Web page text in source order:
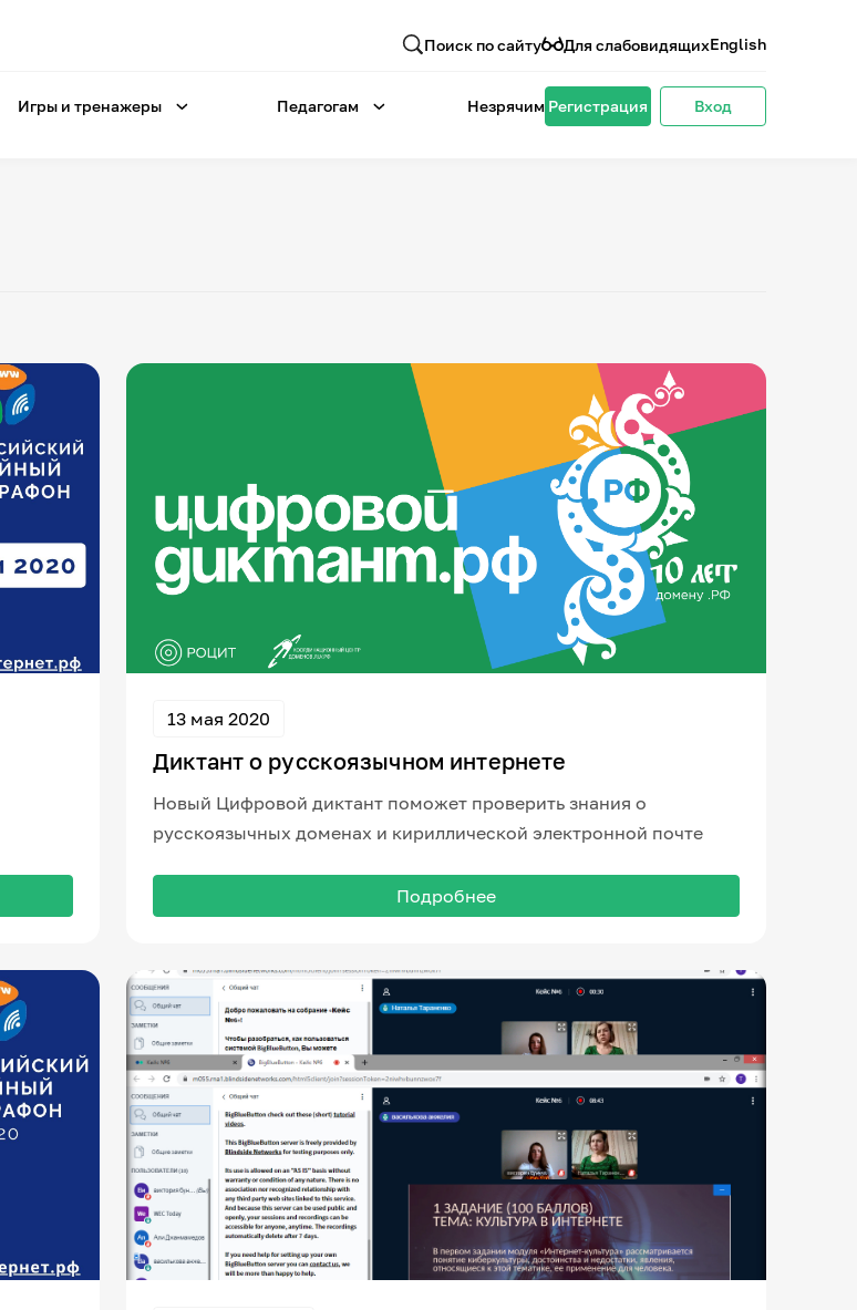
Поиск по сайту Для слабовидящихEnglish
Игры и тренажеры Педагогам Незрячим Регистрация Вход
13 мая 2020
Диктант о русскоязычном интернете
Новый Цифровой диктант поможет проверить знания о
русскоязычных доменах и кириллической электронной почте
Подробнее